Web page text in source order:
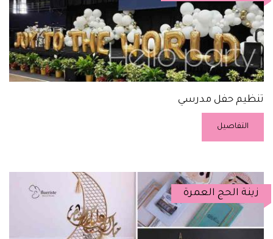
تنظيم حفل مدرسي
التفاصيل
زينة الحج العمرة